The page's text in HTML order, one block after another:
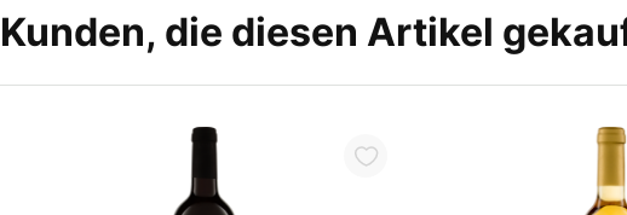
Kunden, die diesen Artikel